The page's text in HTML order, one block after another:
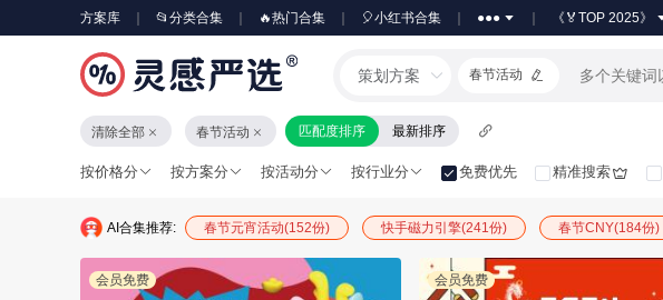
方案库 📂分类合集 🔥热门合集 🎈小红书合集 ●●● 《🏅TOP 2025》
策划方案 春节活动
清除全部 春节活动 匹配度排序 最新排序
按价格分 按方案分 按活动分 按行业分 免费优先 精准搜索
AI合集推荐: 春节元宵活动(152份) 快手磁力引擎(241份) 春节CNY(184份)
会员免费 会员免费